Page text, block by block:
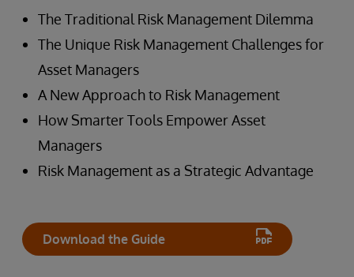
The Traditional Risk Management Dilemma
The Unique Risk Management Challenges for
Asset Managers
A New Approach to Risk Management
How Smarter Tools Empower Asset
Managers
Risk Management as a Strategic Advantage
Download the Guide